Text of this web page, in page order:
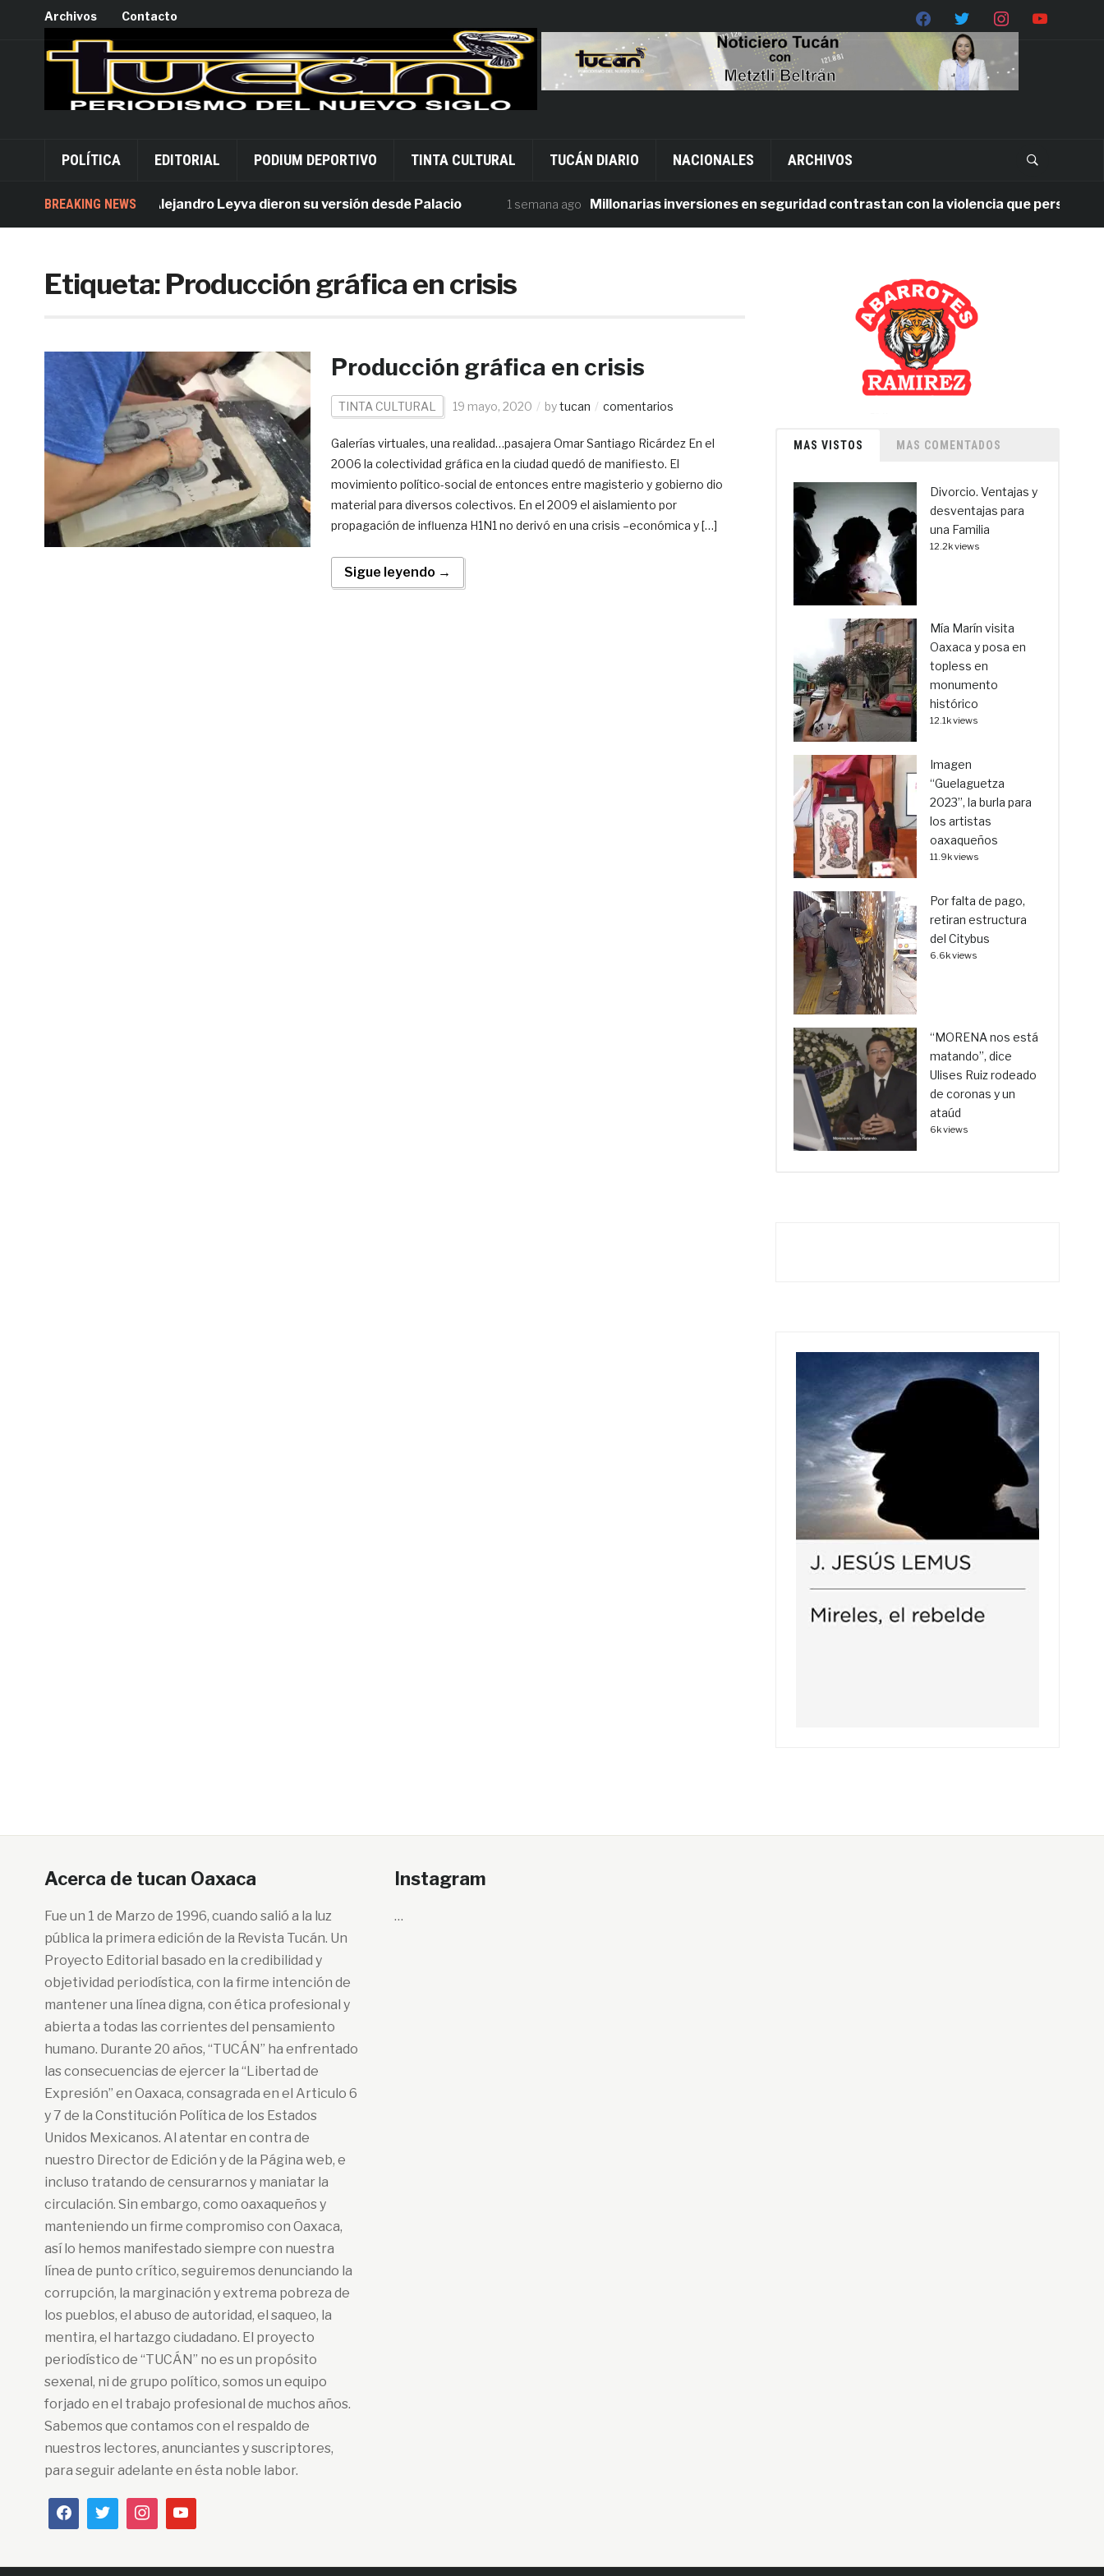
Archivos Contacto
POLÍTICA EDITORIAL PODIUM DEPORTIVO TINTA CULTURAL TUCÁN DIARIO NACIONALES ARCHIVOS
BREAKING NEWS
Acusados por Alejandro Leyva dieron su versión desde Palacio 1 semana ago Millonarias inversiones en seguridad contrastan con la violencia que persiste en
Etiqueta:Producción gráfica en crisis
Producción gráfica en crisis
TINTA CULTURAL 19 mayo, 2020 bytucan comentarios
Galerías virtuales, una realidad…pasajera Omar Santiago Ricárdez En el
2006 la colectividad gráfica en la ciudad quedó de manifiesto. El
movimiento político-social de entonces entre magisterio y gobierno dio
material para diversos colectivos. En el 2009 el aislamiento por
propagación de influenza H1N1 no derivó en una crisis –económica y […]
Sigue leyendo →
MAS VISTOS MAS COMENTADOS
Divorcio. Ventajas y
desventajas para
una Familia
12.2k views
Mía Marín visita
Oaxaca y posa en
topless en
monumento
histórico
12.1k views
Imagen
“Guelaguetza
2023”, la burla para
los artistas
oaxaqueños
11.9k views
Por falta de pago,
retiran estructura
del Citybus
6.6k views
“MORENA nos está
matando”, dice
Ulises Ruiz rodeado
de coronas y un
ataúd
6k views
Acerca de tucan Oaxaca
Fue un 1 de Marzo de 1996, cuando salió a la luz
pública la primera edición de la Revista Tucán. Un
Proyecto Editorial basado en la credibilidad y
objetividad periodística, con la firme intención de
mantener una línea digna, con ética profesional y
abierta a todas las corrientes del pensamiento
humano. Durante 20 años, “TUCÁN” ha enfrentado
las consecuencias de ejercer la “Libertad de
Expresión” en Oaxaca, consagrada en el Articulo 6
y 7 de la Constitución Política de los Estados
Unidos Mexicanos. Al atentar en contra de
nuestro Director de Edición y de la Página web, e
incluso tratando de censurarnos y maniatar la
circulación. Sin embargo, como oaxaqueños y
manteniendo un firme compromiso con Oaxaca,
así lo hemos manifestado siempre con nuestra
línea de punto crítico, seguiremos denunciando la
corrupción, la marginación y extrema pobreza de
los pueblos, el abuso de autoridad, el saqueo, la
mentira, el hartazgo ciudadano. El proyecto
periodístico de “TUCÁN” no es un propósito
sexenal, ni de grupo político, somos un equipo
forjado en el trabajo profesional de muchos años.
Sabemos que contamos con el respaldo de
nuestros lectores, anunciantes y suscriptores,
para seguir adelante en ésta noble labor.
Instagram
…